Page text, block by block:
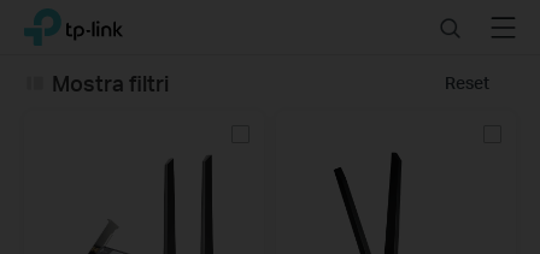
ClickTP-Link, Reliably Smart SearchMenu
Reset
Mostra filtri